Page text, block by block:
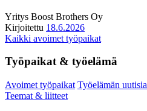
Yritys Boost Brothers Oy
Kirjoitettu 18.6.2026
Kaikki avoimet työpaikat
Työpaikat & työelämä
Avoimet työpaikat Työelämän uutisia
Teemat & liitteet